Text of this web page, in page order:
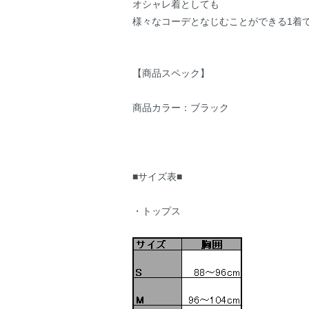
オシャレ着としても
様々なコーデとなじむことができる1着
【商品スペック】
商品カラー：ブラック
■サイズ表■
・トップス